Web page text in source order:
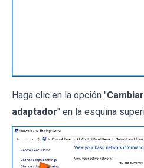
Haga clic en la opción "
adaptador" en la esquina